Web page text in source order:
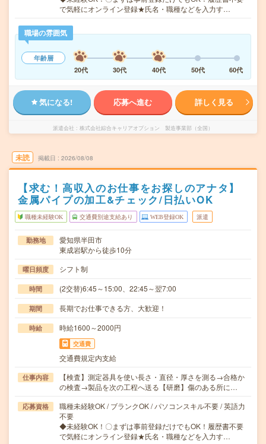
で気軽にオンライン登録★氏名・職種などを入力す…
職場の雰囲気
年齢層
20代
30代 40代 50代 60代
気になる! 応募へ進む 詳しく見る
派遣会社 株式会社綜合キャリアオプション 製造事業部（全国）
未読 掲載日 2026/08/08
【求む！高収入のお仕事をお探しのアナタ】
金属パイプの加工&チェック/日払いOK
職種未経験OK 交通費別途支給あり WEB登録OK 派遣
勤務地
愛知県半田市
東成岩駅から徒歩10分
曜日頻度 シフト制
時間 (2交替)6:45～15:00、22:45～翌7:00
期間 長期でお仕事できる方、大歓迎！
時給 時給1600～2000円
交通費
交通費規定内支給
仕事内容
【検査】測定器具を使い長さ・直径・厚さを測る→合格か
の検査→製品を次の工程へ送る【研磨】傷のある所に…
応募資格
職種未経験OK / ブランクOK / パソコンスキル不要 / 英語力
不要
◆未経験OK！〇まずは事前登録だけでもOK！履歴書不要
で気軽にオンライン登録★氏名・職種などを入力す…